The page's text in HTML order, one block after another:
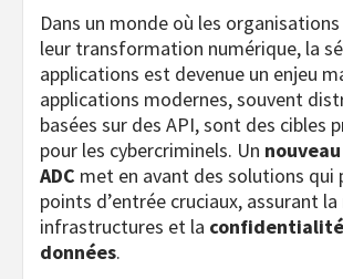
Dans un monde où les
leur transformation numérique, la
applications est devenue un enjeu
applications modernes, souvent
basées sur des API, sont des cibles
pour les cybercriminels. Un
ADC met en avant des solutions qui
points d’entrée cruciaux, assurant
infrastructures et la
données.